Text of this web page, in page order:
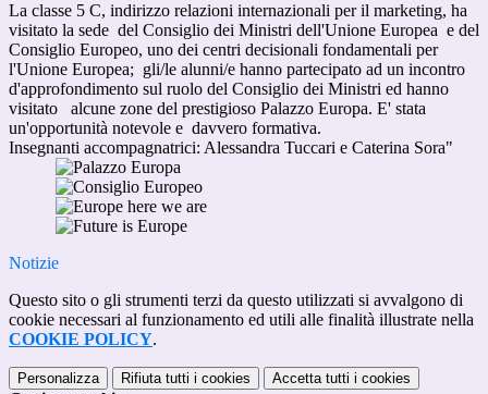
La classe 5 C, indirizzo relazioni internazionali per il marketing, ha
visitato la sede del Consiglio dei Ministri dell'Unione Europea e del
Consiglio Europeo, uno dei centri decisionali fondamentali per
l'Unione Europea; gli/le alunni/e hanno partecipato ad un incontro
d'approfondimento sul ruolo del Consiglio dei Ministri ed hanno
visitato alcune zone del prestigioso Palazzo Europa. E' stata
un'opportunità notevole e davvero formativa.
Insegnanti accompagnatrici: Alessandra Tuccari e Caterina Sora"
Notizie
Questo sito o gli strumenti terzi da questo utilizzati si avvalgono di
cookie necessari al funzionamento ed utili alle finalità illustrate nella
COOKIE POLICY.
Personalizza Rifiuta tutti i cookies Accetta tutti i cookies